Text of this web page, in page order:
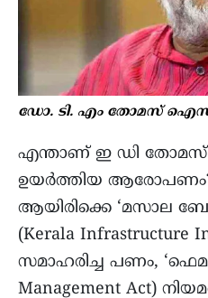
ഡോ. ടി. എം തോമസ്
എന്താണ് ഇ ഡി തോമസ്‌
ഉയര്‍ത്തിയ ആരോപണം?
ആയിരിക്കെ ‘മസാല
(Kerala Infrastructure
സമാഹരിച്ച പണം, ‘ഫെമ
Management Act)